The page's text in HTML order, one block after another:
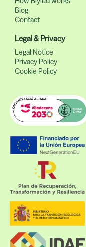
Blog
Contact
Legal & Privacy
Legal Notice
Privacy Policy
Cookie Policy